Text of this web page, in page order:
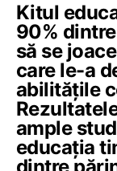
Kitul
90%
să se
care le-a
abilitățile
ample
educația